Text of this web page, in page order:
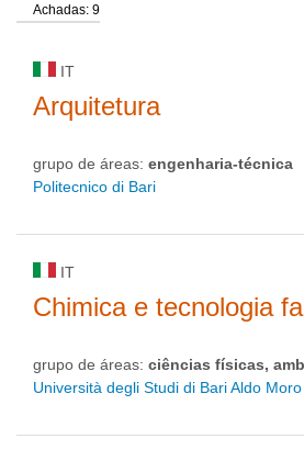
status de universidade
Achadas: 9
IT
Arquitetura
grupo de áreas: engenharia-técnica
Politecnico di Bari
IT
Chimica e tecnologia
grupo de áreas: ciências físicas,
Università degli Studi di Bari Aldo Moro